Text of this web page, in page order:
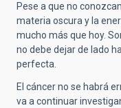
Pese a que no
materia oscura y la
mucho más que hoy.
no debe dejar de lado
perfecta.
El cáncer no se habrá
va a continuar